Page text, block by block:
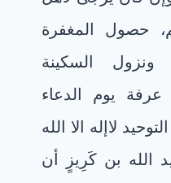
حصول المغفرة
ونزول السكينة
عرفة يوم الدعاء
لاإله الا الله
الله بن كَرِيزٍ أن